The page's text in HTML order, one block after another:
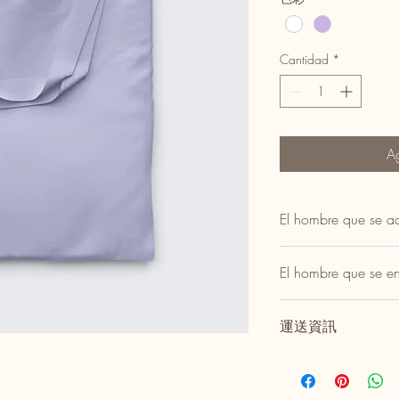
Cantidad *
El hombre que se
寸、材料、保固和清
客有信心和决心購買
El hombre que se
產品。撰寫政策時,
運送資訊
資訊。撰寫政策時,